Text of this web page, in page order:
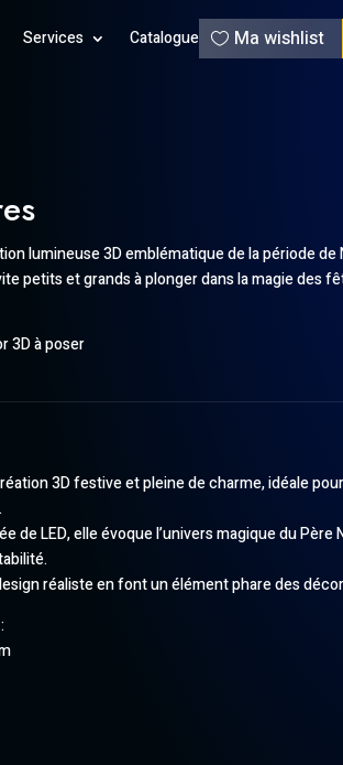
Services Catalogue Ma wishlist
lumineuse 3D emblématique de la période de
petits et grands à plonger dans la magie des
3D à poser
3D festive et pleine de charme, idéale
de LED, elle évoque l’univers magique du Père
réaliste en font un élément phare des